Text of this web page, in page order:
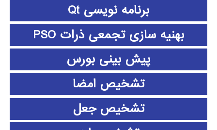
برنامه نویسی Qt
بهنیه سازی تجمعی ذرات PSO
پیش بینی بورس
تشخیص امضا
تشخیص جعل